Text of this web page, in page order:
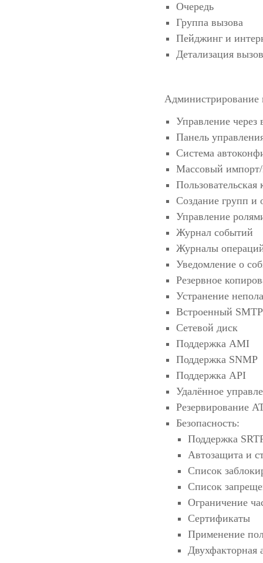
Очередь
Группа вызова
Пейджинг и
Детализация
Администрирование
Управление
Панель
Система
Массовый
Пользовательская
Создание групп и
Управление
Журнал событий
Журналы
Уведомление о
Резервное
Устранение
Встроенный
Сетевой диск
Поддержка AMI
Поддержка SNMP
Поддержка API
Удалённое
Резервирование
Безопасность:
Поддержка
Автозащита и
Список
Список
Ограничение
Сертификаты
Применение
Двухфакторная